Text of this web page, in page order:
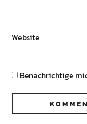
Website
Benachrichtige